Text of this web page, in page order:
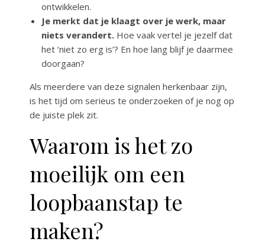
ontwikkelen.
Je merkt dat je klaagt over je werk, maar
niets verandert. Hoe vaak vertel je jezelf dat
het ‘niet zo erg is’? En hoe lang blijf je daarmee
doorgaan?
Als meerdere van deze signalen herkenbaar zijn,
is het tijd om serieus te onderzoeken of je nog op
de juiste plek zit.
Waarom is het zo
moeilijk om een
loopbaanstap te
maken?